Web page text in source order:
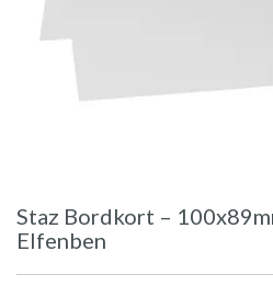
Staz Bordkort –
Elfenben